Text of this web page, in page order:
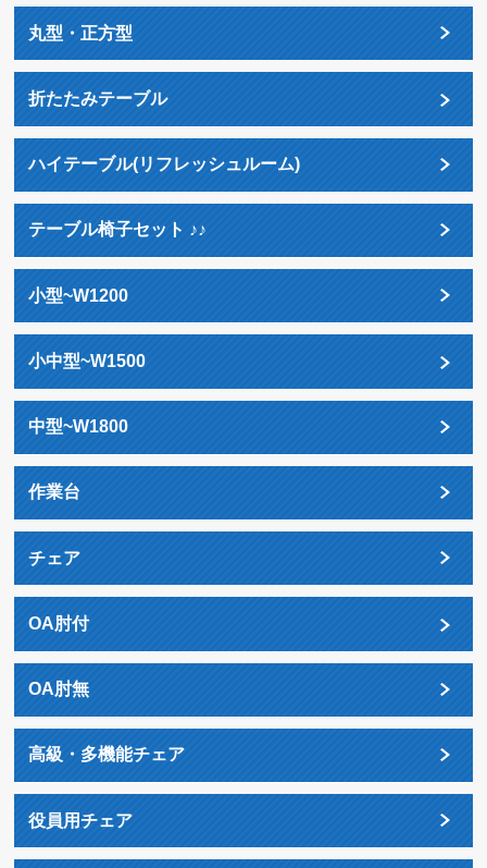
丸型・正方型
折たたみテーブル
ハイテーブル(リフレッシュルーム)
テーブル椅子セット ♪♪
小型~W1200
小中型~W1500
中型~W1800
作業台
チェア
OA肘付
OA肘無
高級・多機能チェア
役員用チェア